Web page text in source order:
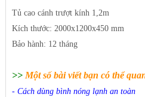
Tủ cao cánh trượt kính 1,2m
Kích thước: 2000x1200x450 mm
Bảo hành: 12 tháng
>> Một số bài viết bạn có thể
- Cách dùng bình nóng lạnh an toàn